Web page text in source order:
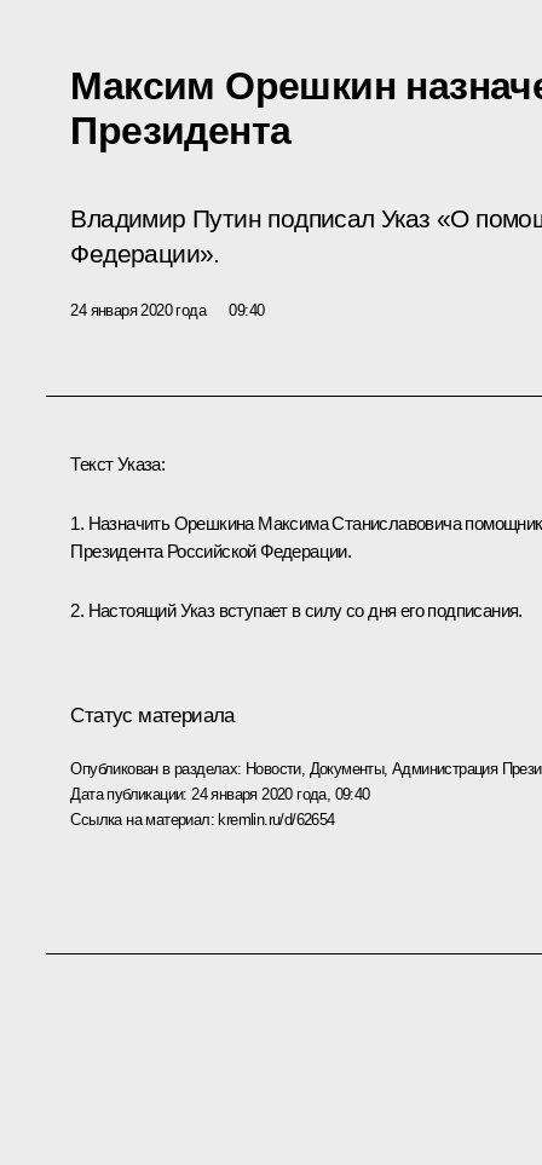
Максим Орешкин
Президента
Владимир Путин подписал Указ «О
Федерации».
24 января 2020 года 09:40
Текст Указа:
1. Назначить Орешкина Максима Станиславовича
Президента Российской Федерации.
2. Настоящий Указ вступает в силу со дня его подписания.
Статус материала
Опубликован в разделах: Новости, Документы,Администрация
Дата публикации: 24 января 2020 года, 09:40
Ссылка на материал: kremlin.ru/d/62654